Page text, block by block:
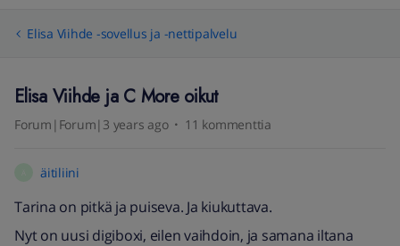
Elisa Viihde -sovellus ja -nettipalvelu
Elisa Viihde ja C More oikut
Forum|Forum|3 years ago 11 kommenttia
äitiliini
Tarina on pitkä ja puiseva. Ja kiukuttava.
Nyt on uusi digiboxi, eilen vaihdoin, ja samana iltana